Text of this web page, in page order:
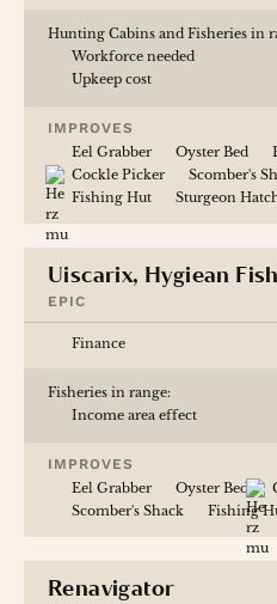
Hunting Cabins and Fisheries in
Workforce needed
Upkeep cost
IMPROVES
Eel Grabber
Oyster Bed
Cockle Picker
Scomber's
Fishing Hut
Sturgeon
Uiscarix, Hygiean
EPIC
Finance
Fisheries in range:
Income area effect
IMPROVES
Eel Grabber
Oyster Bed
Scomber's Shack
Fishing
Renavigator